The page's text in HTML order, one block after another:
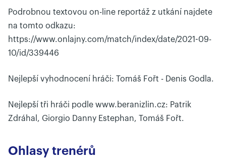
Podrobnou textovou on-line reportáž z utkání najdete
na tomto odkazu:
https://www.onlajny.com/match/index/date/2021-09-
10/id/339446
Nejlepší vyhodnocení hráči: Tomáš Fořt - Denis Godla.
Nejlepší tři hráči podle www.beranizlin.cz: Patrik
Zdráhal, Giorgio Danny Estephan, Tomáš Fořt.
Ohlasy trenérů